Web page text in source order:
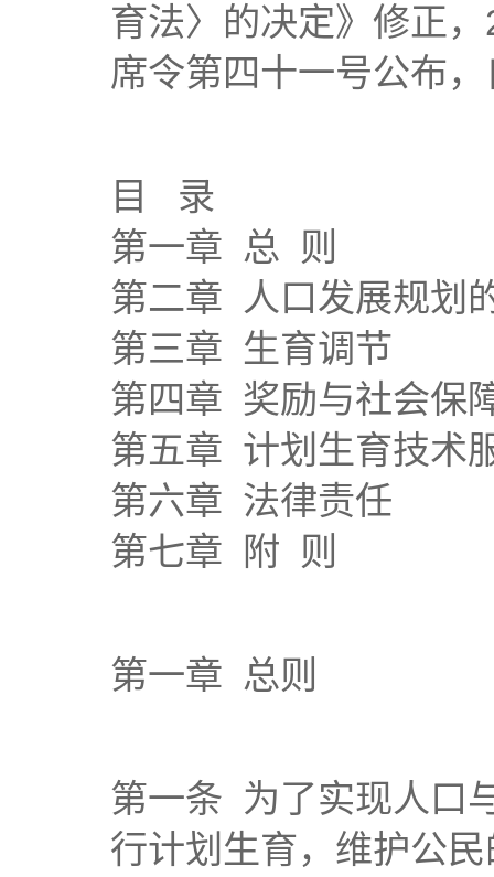
育法〉的决定》修正
席令第四十一号公布
目 录
第一章 总 则
第二章 人口发展规划
第三章 生育调节
第四章 奖励与社会保
第五章 计划生育技术
第六章 法律责任
第七章 附 则
第一章 总则
第一条 为了实现人口
行计划生育，维护公